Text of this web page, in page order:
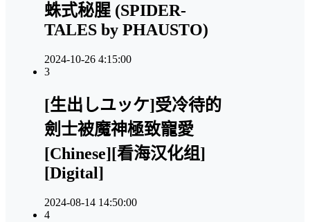
蛛式秘腥 (SPIDER-
TALES by PHAUSTO)
2024-10-26 4:15:00
3
[生出しユッケ]受冷待的
劍士被魔神極致寵愛
[Chinese][看海汉化组]
[Digital]
2024-08-14 14:50:00
4